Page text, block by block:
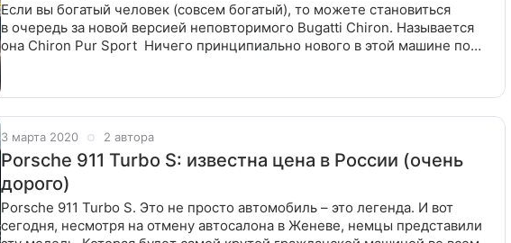
Если вы богатый человек (совсем богатый), то можете становиться
в очередь за новой версией неповторимого Bugatti Chiron. Называется
она Chiron Pur Sport Ничего принципиально нового в этой машине по
3 марта 2020 2 автора
Porsche 911 Turbo S: известна цена в России (очень
дорого)
Porsche 911 Turbo S. Это не просто автомобиль – это легенда. И вот
сегодня, несмотря на отмену автосалона в Женеве, немцы представили